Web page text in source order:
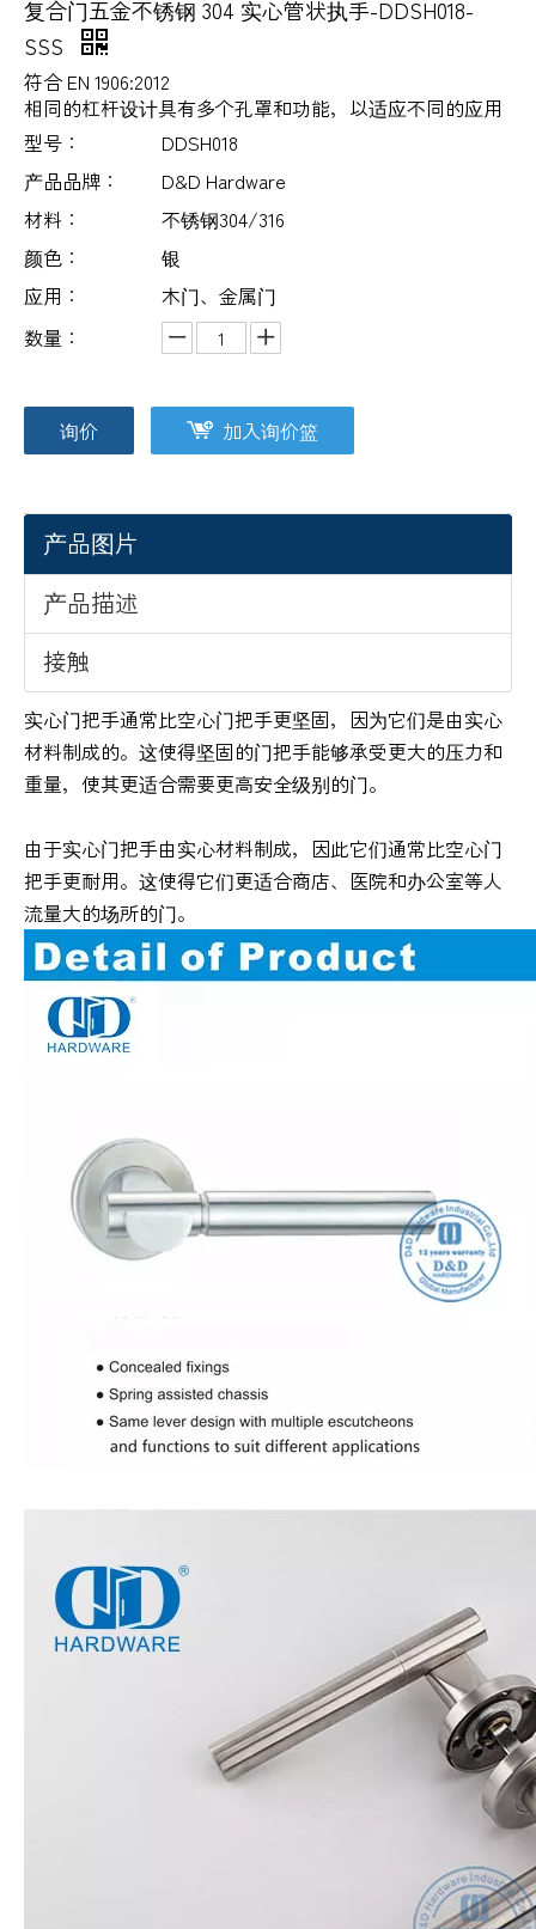
复合门五金不锈钢 304 实心管状执手-DDSH018-
SSS
符合 EN 1906:2012
相同的杠杆设计具有多个孔罩和功能，以适应不同的应用
型号：
DDSH018
产品品牌：
D&D Hardware
材料：
不锈钢304/316
颜色：
银
应用：
木门、金属门
数量：
询价 加入询价篮
产品图片
产品描述
接触
实心门把手通常比空心门把手更坚固，因为它们是由实心
材料制成的。这使得坚固的门把手能够承受更大的压力和
重量，使其更适合需要更高安全级别的门。
由于实心门把手由实心材料制成，因此它们通常比空心门
把手更耐用。这使得它们更适合商店、医院和办公室等人
流量大的场所的门。